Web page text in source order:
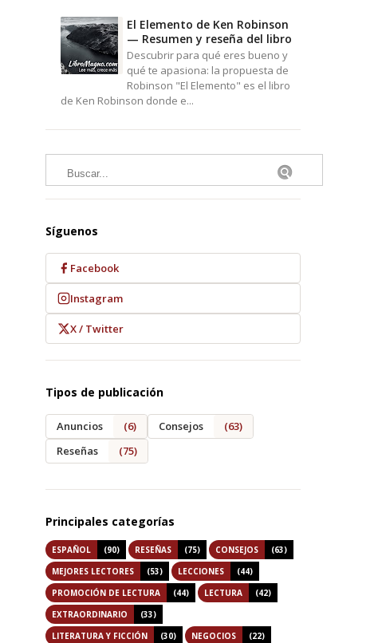
El Elemento de Ken Robinson
— Resumen y reseña del libro
Descubrir para qué eres bueno y
qué te apasiona: la propuesta de
Robinson "El Elemento" es el libro
de Ken Robinson donde e...
Síguenos
Facebook
Instagram
X / Twitter
Tipos de publicación
Anuncios (6) Consejos
(63)
Reseñas
(75)
Principales categorías
ESPAÑOL (90) RESEÑAS (75) CONSEJOS
(63)
MEJORES LECTORES
(53) LECCIONES
(44)
PROMOCIÓN DE LECTURA
(44) LECTURA
(42)
EXTRAORDINARIO
(33)
LITERATURA Y FICCIÓN
(30) NEGOCIOS
(22)